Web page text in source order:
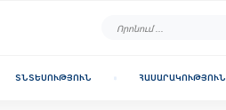
ՏՆՏԵՍՈՒԹՅՈՒՆ ՀԱՍԱՐԱԿՈՒԹՅՈՒՆ